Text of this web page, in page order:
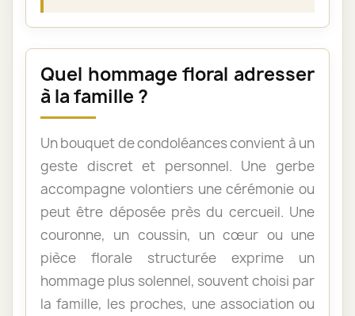
Quel hommage floral adresser
à la famille ?
Un bouquet de condoléances convient à un
geste discret et personnel. Une gerbe
accompagne volontiers une cérémonie ou
peut être déposée près du cercueil. Une
couronne, un coussin, un cœur ou une
pièce florale structurée exprime un
hommage plus solennel, souvent choisi par
la famille, les proches, une association ou